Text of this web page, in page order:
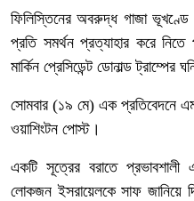
ফিলিস্তিনের অবরুদ্ধ গাজা
প্রতি সমর্থন প্রত্যাহার করে নিতে
মার্কিন প্রেসিডেন্ট ডোনাল্ড ট্রাম্পের
সোমবার (১৯ মে) এক প্রতিবেদনে
ওয়াশিংটন পোস্ট।
একটি সূত্রের বরাতে প্রভাবশালী
লোকজন ইসরায়েলকে সাফ জানিয়ে